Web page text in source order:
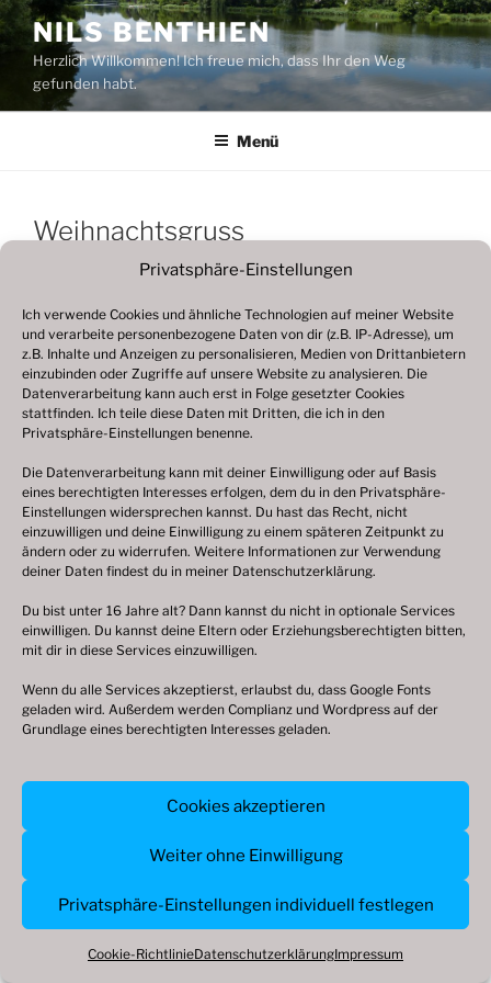
Privatsphäre-Einstellungen
Ich verwende Cookies und ähnliche Technologien auf meiner Website
und verarbeite personenbezogene Daten von dir (z.B. IP-Adresse), um
z.B. Inhalte und Anzeigen zu personalisieren, Medien von Drittanbietern
einzubinden oder Zugriffe auf unsere Website zu analysieren. Die
Datenverarbeitung kann auch erst in Folge gesetzter Cookies
stattfinden. Ich teile diese Daten mit Dritten, die ich in den
Privatsphäre-Einstellungen benenne.
Die Datenverarbeitung kann mit deiner Einwilligung oder auf Basis
eines berechtigten Interesses erfolgen, dem du in den Privatsphäre-
Einstellungen widersprechen kannst. Du hast das Recht, nicht
einzuwilligen und deine Einwilligung zu einem späteren Zeitpunkt zu
ändern oder zu widerrufen. Weitere Informationen zur Verwendung
deiner Daten findest du in meiner Datenschutzerklärung.
Du bist unter 16 Jahre alt? Dann kannst du nicht in optionale Services
einwilligen. Du kannst deine Eltern oder Erziehungsberechtigten bitten,
mit dir in diese Services einzuwilligen.
Wenn du alle Services akzeptierst, erlaubst du, dass Google Fonts
geladen wird. Außerdem werden Complianz und Wordpress auf der
Grundlage eines berechtigten Interesses geladen.
Cookies akzeptieren
Weiter ohne Einwilligung
Privatsphäre-Einstellungen individuell festlegen
Cookie-RichtlinieDatenschutzerklärungImpressum
Zum
Inhalt
springen
NILS BENTHIEN
Herzlich Willkommen! Ich freue mich, dass Ihr den Weg
gefunden habt.
Menü
Weihnachtsgruss
© 2003 – 2026 nilsbenthien.de,
Datenschutzerkärung|Cookie-Richtlinie